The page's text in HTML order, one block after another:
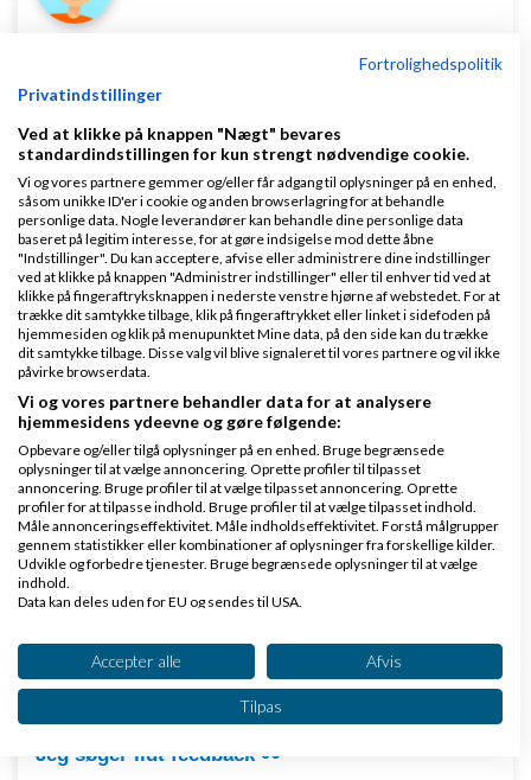
Mange tak for input Jacob!
Jeg har nu fået adgang til Analytics, Fra Dec 21 til
Jan 20 har jeg en bounce rate på 67,25 % og en Avg
session duration på 00:01:18
Side 1 ud af 1 (7 indlæg)
Tilbage til toppen
Giv mig feedback på mit website/webshop
Emner
Jeg søger lidt feedback 👀
Fortrolighedspolitik
Privatindstillinger
Ved at klikke på knappen "Nægt" bevares
standardindstillingen for kun strengt nødvendige cookie.
Vi og vores partnere gemmer og/eller får adgang til oplysninger på en enhed,
såsom unikke ID'er i cookie og anden browserlagring for at behandle
personlige data. Nogle leverandører kan behandle dine personlige data
baseret på legitim interesse, for at gøre indsigelse mod dette åbne
"Indstillinger". Du kan acceptere, afvise eller administrere dine indstillinger
ved at klikke på knappen "Administrer indstillinger" eller til enhver tid ved at
klikke på fingeraftryksknappen i nederste venstre hjørne af webstedet. For at
trække dit samtykke tilbage, klik på fingeraftrykket eller linket i sidefoden på
hjemmesiden og klik på menupunktet Mine data, på den side kan du trække
dit samtykke tilbage. Disse valg vil blive signaleret til vores partnere og vil ikke
påvirke browserdata.
Vi og vores partnere behandler data for at analysere
hjemmesidens ydeevne og gøre følgende:
Opbevare og/eller tilgå oplysninger på en enhed. Bruge begrænsede
oplysninger til at vælge annoncering. Oprette profiler til tilpasset
annoncering. Bruge profiler til at vælge tilpasset annoncering. Oprette
profiler for at tilpasse indhold. Bruge profiler til at vælge tilpasset indhold.
Måle annonceringseffektivitet. Måle indholdseffektivitet. Forstå målgrupper
gennem statistikker eller kombinationer af oplysninger fra forskellige kilder.
Udvikle og forbedre tjenester. Bruge begrænsede oplysninger til at vælge
indhold.
Data kan deles uden for EU og sendes til USA.
Se partnerliste (2 IAB-leverandører)
Vi bruger dine data til følgende formål:
IAB's behandlingsformål:
Opbevare og/eller tilgå oplysninger på en
Accepter alle Afvis
Tilpas